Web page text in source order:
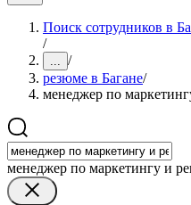
Поиск сотрудников в
/
... /
резюме в Багане/
менеджер по
менеджер по маркетингу и